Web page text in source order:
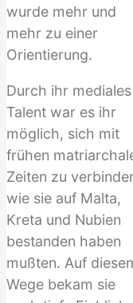
wurde mehr und
mehr zu einer
Orientierung.
Durch ihr mediales
Talent war es ihr
möglich, sich mit
frühen
Zeiten zu
wie sie auf Malta,
Kreta und Nubien
bestanden haben
mußten. Auf
Wege bekam sie